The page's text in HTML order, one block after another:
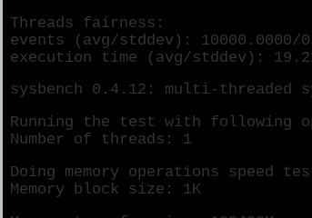
Threads fairness:
events (avg/stddev): 10000.0000/
execution time (avg/stddev):
sysbench 0.4.12: multi-threaded
Running the test with following
Number of threads: 1
Doing memory operations speed
Memory block size: 1K